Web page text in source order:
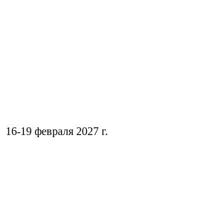
16-19 февраля 2027 г.